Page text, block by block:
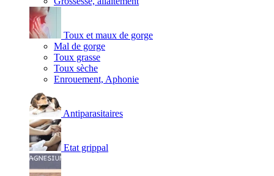
Toux et maux de gorge
Mal de gorge
Toux grasse
Toux sèche
Enrouement, Aphonie
Antiparasitaires
Etat grippal